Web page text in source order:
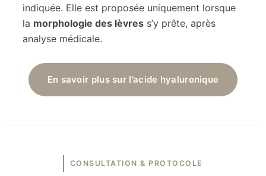
indiquée. Elle est proposée uniquement lorsque
la morphologie des lèvres s’y prête, après
analyse médicale.
En savoir plus sur l’acide hyaluronique
CONSULTATION & PROTOCOLE